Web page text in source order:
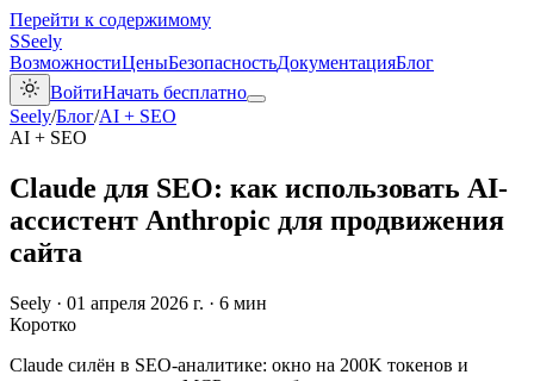
Перейти к содержимому
SSeely
ВозможностиЦеныБезопасностьДокументацияБлог
ВойтиНачать бесплатно
Seely/Блог/AI + SEO
AI + SEO
Claude для SEO: как использовать AI-
ассистент Anthropic для продвижения
сайта
Seely · 01 апреля 2026 г. · 6 мин
Коротко
Claude силён в SEO-аналитике: окно на 200K токенов и